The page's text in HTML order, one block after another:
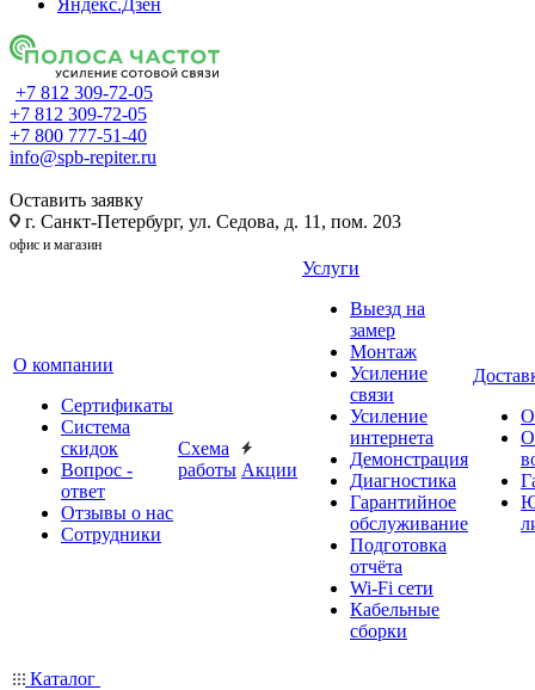
Яндекс.Дзен
+7 812 309-72-05
+7 812 309-72-05
+7 800 777-51-40
info@spb-repiter.ru
Оставить заявку
г. Санкт-Петербург, ул. Седова, д. 11, пом. 203
офис и магазин
О компании
Сертификаты
Система
скидок
Вопрос -
ответ
Отзывы о нас
Сотрудники
Схема
работы Акции
Услуги
Выезд на
замер
Монтаж
Усиление
связи
Усиление
интернета
Демонстрация
Диагностика
Гарантийное
обслуживание
Подготовка
отчёта
Wi-Fi сети
Кабельные
сборки
Каталог